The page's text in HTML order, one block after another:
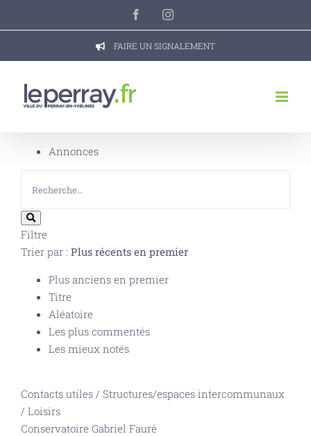
FacebookInstagram
FAIRE UN SIGNALEMENT
Annonces
Filtre
Trier par : Plus récents en premier
Plus anciens en premier
Titre
Aléatoire
Les plus commentés
Les mieux notés
Contacts utiles / Structures/espaces intercommunaux
/ Loisirs
Conservatoire Gabriel Fauré